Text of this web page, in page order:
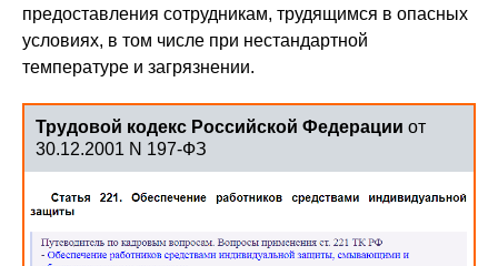
предоставления сотрудникам, трудящимся в опасных
условиях, в том числе при нестандартной
температуре и загрязнении.
Трудовой кодекс Российской Федерации от
30.12.2001 N 197-ФЗ